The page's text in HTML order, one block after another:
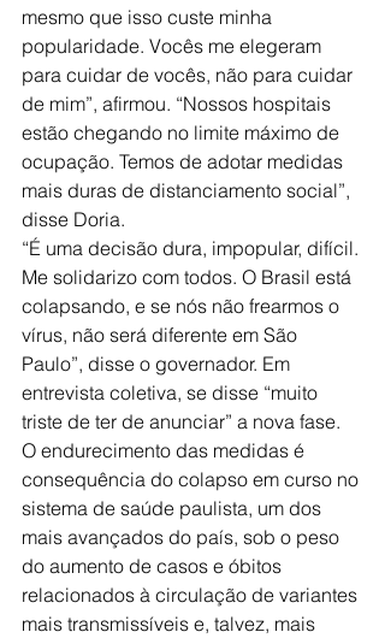
mesmo que isso custe minha
popularidade. Vocês me elegeram
para cuidar de vocês, não para cuidar
de mim”, afirmou. “Nossos hospitais
estão chegando no limite máximo de
ocupação. Temos de adotar medidas
mais duras de distanciamento social”,
disse Doria.
“É uma decisão dura, impopular, difícil.
Me solidarizo com todos. O Brasil está
colapsando, e se nós não frearmos o
vírus, não será diferente em São
Paulo”, disse o governador. Em
entrevista coletiva, se disse “muito
triste de ter de anunciar” a nova fase.
O endurecimento das medidas é
consequência do colapso em curso no
sistema de saúde paulista, um dos
mais avançados do país, sob o peso
do aumento de casos e óbitos
relacionados à circulação de variantes
mais transmissíveis e, talvez, mais